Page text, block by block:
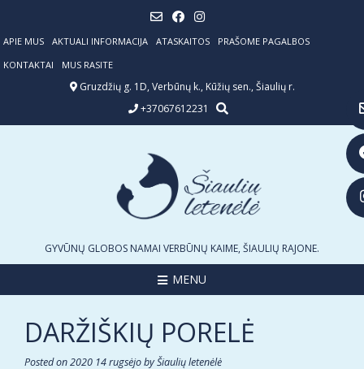
content
APIE MUS AKTUALI INFORMACIJA ATASKAITOS
PRAŠOME PAGALBOS
KONTAKTAI
MUS RASITE
Gruzdžių g. 1D, Verbūnų k., Kūžių sen., Šiaulių r.
+37067612231
GYVŪNŲ GLOBOS NAMAI VERBŪNŲ KAIME, ŠIAULIŲ RAJONE.
MENU
DARŽIŠKIŲ PORELĖ
Posted on2020 14 rugsėjobyŠiaulių letenėlė